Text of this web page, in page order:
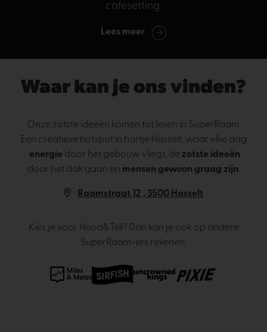
cafésetting.
Lees meer
Waar kan je ons vinden?
Onze zotste ideeën komen tot leven in SuperRaam.
Een creatieve hotspot in hartje Hasselt, waar elke dag
energie door het gebouw vliegt, de zotste ideeën
door het dak gaan en mensen gewoon graag zijn.
Raamstraat 12 , 3500 Hasselt
Kies je voor Hood&Tell? Dan kan je ook op andere
SuperRaam-ers rekenen: